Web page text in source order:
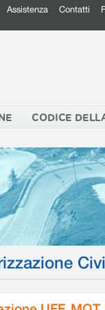
Assistenza Contatti
CODICE